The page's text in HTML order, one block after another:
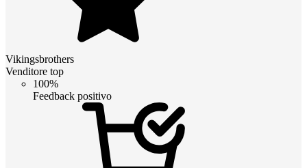
Vikingsbrothers
Venditore top
100%
Feedback positivo